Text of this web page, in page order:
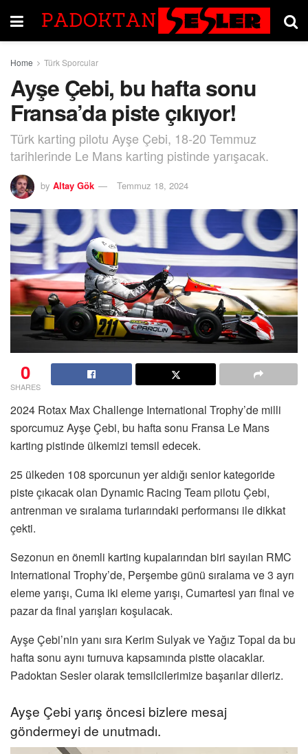
Home Türk Sporcular
Ayşe Çebi, bu hafta sonu
Fransa’da piste çıkıyor!
Türk karting pilotu Ayşe Çebi, 18-20 Temmuz
tarihlerinde Le Mans karting pistinde yarışacak.
by Altay Gök Temmuz 18, 2024
0
SHARES
2024 Rotax Max Challenge International Trophy’de milli
sporcumuz Ayşe Çebi, bu hafta sonu Fransa Le Mans
karting pistinde ülkemizi temsil edecek.
25 ülkeden 108 sporcunun yer aldığı senior kategoride
piste çıkacak olan Dynamic Racing Team pilotu Çebi,
antrenman ve sıralama turlarındaki performansı ile dikkat
çekti.
Sezonun en önemli karting kupalarından biri sayılan RMC
International Trophy’de, Perşembe günü sıralama ve 3 ayrı
eleme yarışı, Cuma iki eleme yarışı, Cumartesi yarı final ve
pazar da final yarışları koşulacak.
Ayşe Çebi’nin yanı sıra Kerim Sulyak ve Yağız Topal da bu
hafta sonu aynı turnuva kapsamında pistte olacaklar.
Padoktan Sesler olarak temsilcilerimize başarılar dileriz.
Ayşe Çebi yarış öncesi bizlere mesaj
göndermeyi de unutmadı.